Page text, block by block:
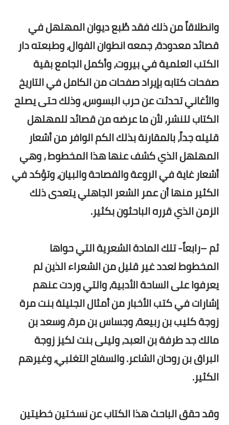
وانطلاقاً من ذلك فقد طُبع ديوان المهلهل في
قصائد معدودة، جمعه انطوان الفوال، وطبعته دار
الكتب العلمية في بيروت، وأكمل الجامع بقية
صفحات كتابه بإيراد صفحات من الكامل في التاريخ
والأغاني تحدثت عن حرب البسوس، وذلك حتى يصلح
الكتاب للنشر، لأن ما عرضه من قصائد للمهلهل
قليله جداً، بالمقارنة بذلك الكم الوافر من أشعار
المهلهل الذي كشف عنها هذا المخطوط ، وهي
أشعار غاية في الروعة والفصاحة والبيان، وتؤكد في
الكثير منها أن عمر الشعر الجاهلي يتعدى ذلك
الزمن الذي قرره الباحثون بكثير.
ثم –رابعاً- تلك المادة الشعرية التي حواها
المخطوط لعدد غير قليل من الشعراء الذين لم
يعرفوا على الساحة الأدبية، والتي وردت عنهم
إشارات في كتب الأخبار من أمثال الجليلة بنت مرة
زوجة كليب بن ربيعة، وجساس بن مرة، وسعد بن
مالك جد طرفة بن العبد، وليلى بنت لكيز زوجة
البراق بن روحان الشاعر. والسفاح التغلبي، وغيرهم
الكثير.
وقد حقق الباحث هذا الكتاب عن نسختين خطيتين